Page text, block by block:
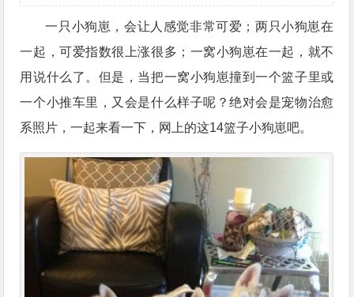
一只小狗崽，会让人感觉非常可爱；两只小狗崽在
一起，可爱指数很上涨很多；一窝小狗崽在一起，就不
用说什么了。但是，当把一窝小狗崽撞到一个篮子里或
一个小推车里，又会是什么样子呢？绝对会是宠物治愈
系照片，一起来看一下，网上的这14篮子小狗崽吧。